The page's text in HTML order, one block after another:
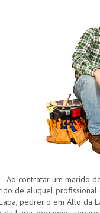
contratar um marido de
de aluguel profissional
pedreiro em Alto da